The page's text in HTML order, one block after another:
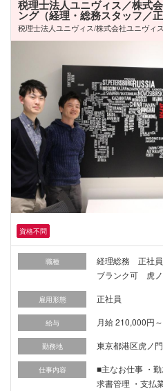
税理士法人ユニヴィス／株式
ング（経理・総務スタッフ／
税理士法人ユニヴィス/株式会社ユニヴィ
資格不問
職種
経理総務 正社
ブランク可 虎
雇用形態 正社員
給与 月給 210,000円
勤務地 東京都港区虎ノ
仕事内容
■主なお仕事 ・
求書管理 ・支払